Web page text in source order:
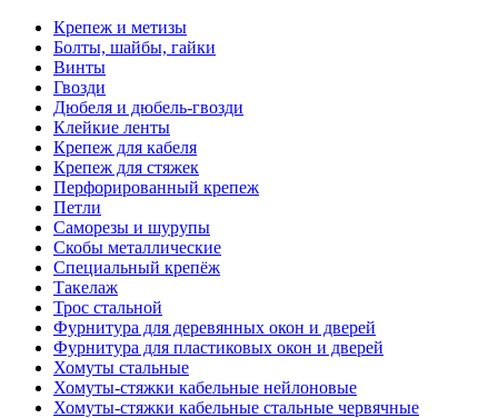
Крепеж и метизы
Болты, шайбы, гайки
Винты
Гвозди
Дюбеля и дюбель-гвозди
Клейкие ленты
Крепеж для кабеля
Крепеж для стяжек
Перфорированный крепеж
Петли
Саморезы и шурупы
Скобы металлические
Специальный крепёж
Такелаж
Трос стальной
Фурнитура для деревянных окон и дверей
Фурнитура для пластиковых окон и дверей
Хомуты стальные
Хомуты-стяжки кабельные нейлоновые
Хомуты-стяжки кабельные стальные червячные